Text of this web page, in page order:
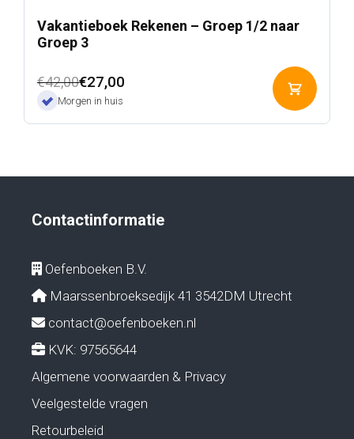
Vakantieboek Rekenen – Groep 1/2 naar
Groep 3
€42,00
Oorspronkelijke
prijs
€42,00.
€27,00
Huidige
prijs
€27,00.
Morgen in huis
aan
Contactinformatie
Oefenboeken B.V.
Maarssenbroeksedijk 41 3542DM Utrecht
contact@oefenboeken.nl
KVK: 97565644
Algemene voorwaarden & Privacy
Veelgestelde vragen
Retourbeleid